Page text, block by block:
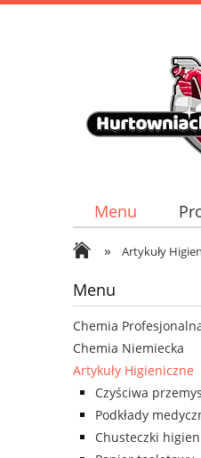
Menu
» Artykuły
Menu
Chemia
Chemia Niemiecka
Artykuły Higieniczne
Czyściwa
Podkłady
Chusteczki